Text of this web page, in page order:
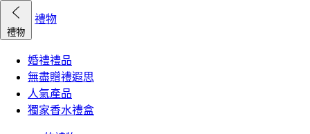
禮物
禮物
婚禮禮品
無盡贈禮遐思
人氣產品
獨家香水禮盒